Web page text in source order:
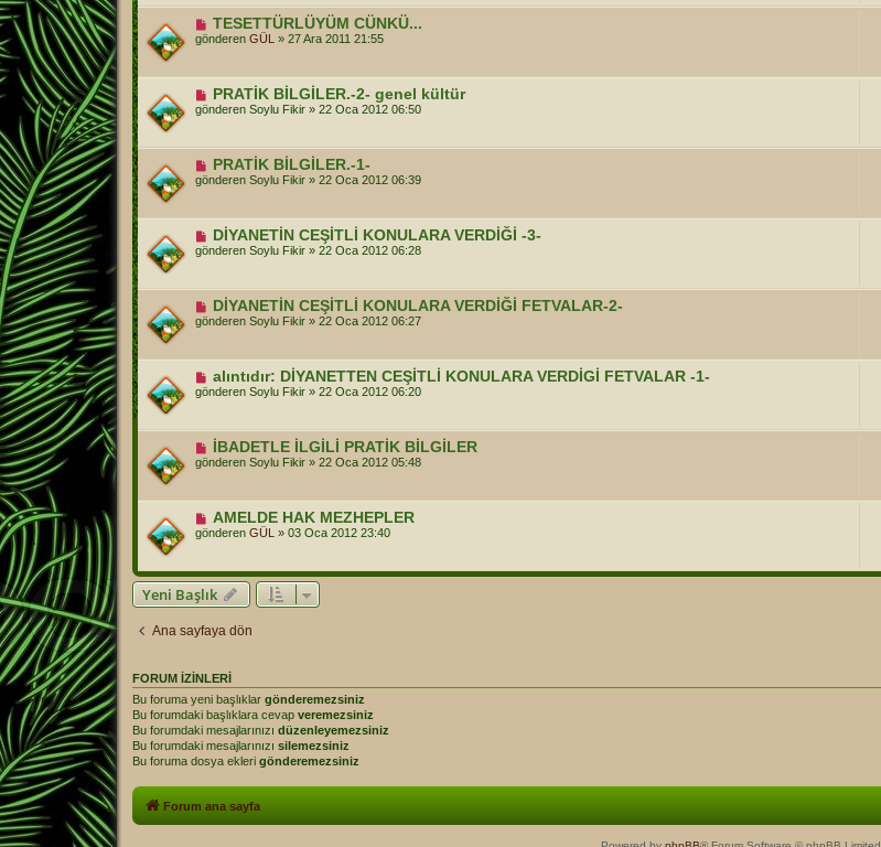
TESETTÜRLÜYÜM CÜNKÜ...
gönderen GÜL » 27 Ara 2011 21:55
PRATİK BİLGİLER.-2- genel kültür
gönderen Soylu Fikir » 22 Oca 2012 06:50
PRATİK BİLGİLER.-1-
gönderen Soylu Fikir » 22 Oca 2012 06:39
DİYANETİN CEŞİTLİ KONULARA VERDİĞİ -3-
gönderen Soylu Fikir » 22 Oca 2012 06:28
DİYANETİN CEŞİTLİ KONULARA VERDİĞİ FETVALAR-2-
gönderen Soylu Fikir » 22 Oca 2012 06:27
alıntıdır: DİYANETTEN CEŞİTLİ KONULARA VERDİGİ FETVALAR -1-
gönderen Soylu Fikir » 22 Oca 2012 06:20
İBADETLE İLGİLİ PRATİK BİLGİLER
gönderen Soylu Fikir » 22 Oca 2012 05:48
AMELDE HAK MEZHEPLER
gönderen GÜL » 03 Oca 2012 23:40
Yeni Başlık
Ana sayfaya dön
FORUM IZINLERI
Bu foruma yeni başlıklar gönderemezsiniz
Bu forumdaki başlıklara cevap veremezsiniz
Bu forumdaki mesajlarınızı düzenleyemezsiniz
Bu forumdaki mesajlarınızı silemezsiniz
Bu foruma dosya ekleri gönderemezsiniz
Forum ana sayfa